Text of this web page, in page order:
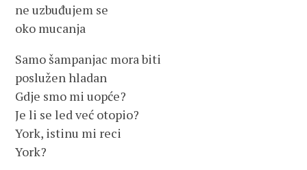
ne uzbuđujem se
oko mucanja
Samo šampanjac mora biti
poslužen hladan
Gdje smo mi uopće?
Je li se led već otopio?
York, istinu mi reci
York?